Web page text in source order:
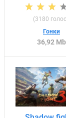
(3180
Гонки
36,92 Mb